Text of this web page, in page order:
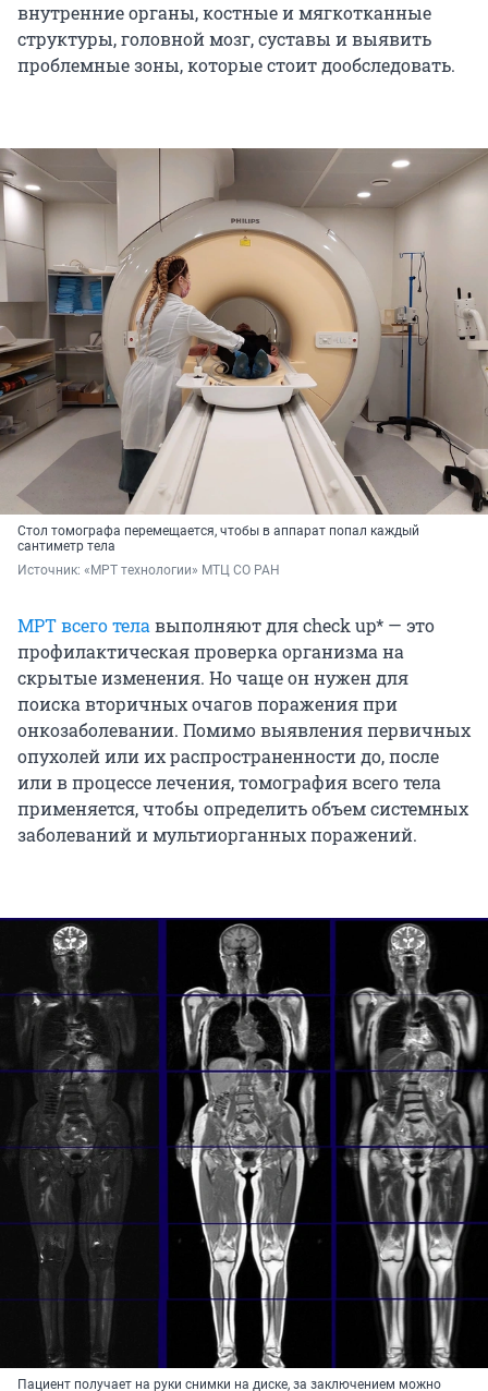
внутренние органы, костные и мягкотканные
структуры, головной мозг, суставы и выявить
проблемные зоны, которые стоит дообследовать.
Стол томографа перемещается, чтобы в аппарат попал каждый
сантиметр тела
Источник: «МРТ технологии» МТЦ СО РАН
МРТ всего тела выполняют для check up* — это
профилактическая проверка организма на
скрытые изменения. Но чаще он нужен для
поиска вторичных очагов поражения при
онкозаболевании. Помимо выявления первичных
опухолей или их распространенности до, после
или в процессе лечения, томография всего тела
применяется, чтобы определить объем системных
заболеваний и мультиорганных поражений.
Пациент получает на руки снимки на диске, за заключением можно